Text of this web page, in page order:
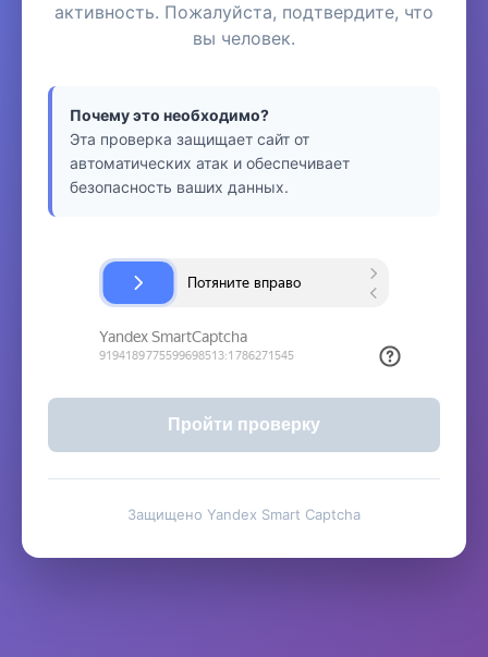
активность. Пожалуйста, подтвердите, что
вы человек.
Почему это необходимо?
Эта проверка защищает сайт от
автоматических атак и обеспечивает
безопасность ваших данных.
Пройти проверку
Защищено Yandex Smart Captcha